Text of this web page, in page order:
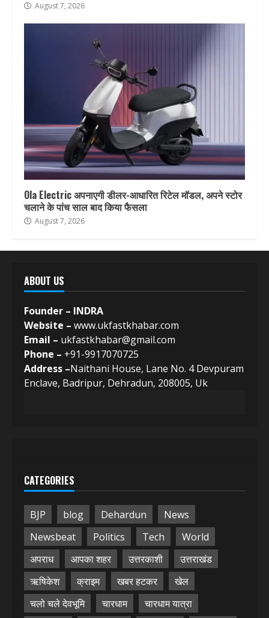
August 7, 2026
Ola Electric अपनाएगी डीलर-आधारित रिटेल मॉडल, अपने स्टोर
चलाने के पांच साल बाद किया फैसला
August 7, 2026
ABOUT US
Founder – INDRA
Website – www.ukfastkhabar.com
Email – ukfastkhabar@gmail.com
Phone – +91-9917070725
Address –Naithani House, Lane No. 4 Devpuram
Enclave, Badripur, Dehradun, 208005, Uk
CATEGORIES
BJP blog Dehardun
News
Newsbeat
Politics Tech
World
अपराध
आपका शहर उत्तरकाशी
उत्तराखंड
ऋषिकेश
क्राइम खबर हटकर
खेल
चलो चले देवभूमि
चारधाम
चारधाम यात्रा